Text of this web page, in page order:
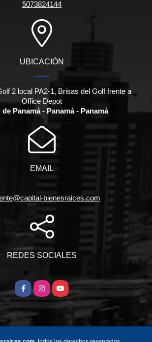
5073824144
UBICACIÓN
2 local PA2-1, Brisas del Golf frente a
Office Depot
Panamá - Panamá - Panamá
EMAIL
bienesraices.com
REDES SOCIALES
FacebookInstagramYouTube